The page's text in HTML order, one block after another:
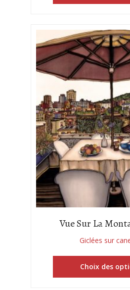
Vue Sur La
Giclées sur
Choix des